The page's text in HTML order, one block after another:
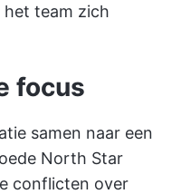
team zich
focus
samen naar een
North Star
conflicten over